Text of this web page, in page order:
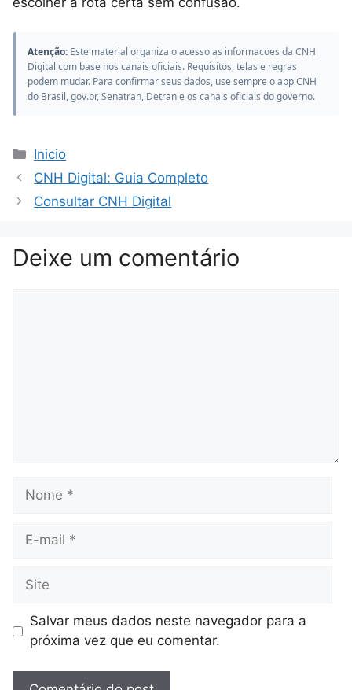
Atenção: Este material organiza o acesso as informacoes da CNH
Digital com base nos canais oficiais. Requisitos, telas e regras
podem mudar. Para confirmar seus dados, use sempre o app CNH
do Brasil, gov.br, Senatran, Detran e os canais oficiais do governo.
Categorias
Inicio
CNH Digital: Guia Completo
Consultar CNH Digital
Deixe um comentário
Nome
Site
Salvar meus dados neste navegador para a
próxima vez que eu comentar.